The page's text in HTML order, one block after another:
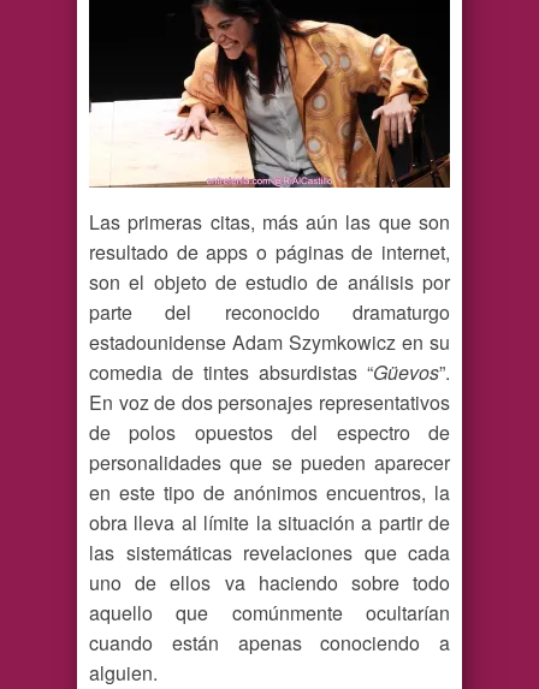
Las primeras citas, más aún las que son
resultado de apps o páginas de internet,
son el objeto de estudio de análisis por
parte del reconocido dramaturgo
estadounidense Adam Szymkowicz en su
comedia de tintes absurdistas “Güevos”.
En voz de dos personajes representativos
de polos opuestos del espectro de
personalidades que se pueden aparecer
en este tipo de anónimos encuentros, la
obra lleva al límite la situación a partir de
las sistemáticas revelaciones que cada
uno de ellos va haciendo sobre todo
aquello que comúnmente ocultarían
cuando están apenas conociendo a
alguien.